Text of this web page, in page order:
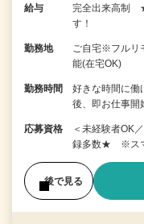
給与
完全出来高制 ★
す！
勤務地
ご自宅※フルリ
能(在宅OK)
勤務時間
好きな時間に
後、即お仕事
応募資格
＜未経験者OK
録多数★ ※スマ
後で見る